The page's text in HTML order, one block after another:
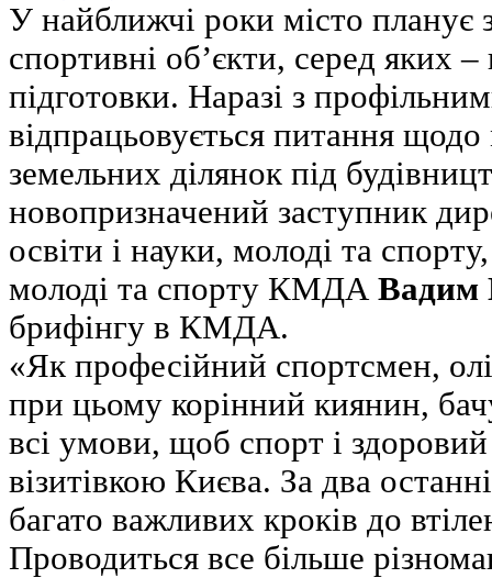
У найближчі роки місто планує
спортивні об’єкти, серед яких –
підготовки. Наразі з
відпрацьовується питання
земельних ділянок під
новопризначений заступник
освіти і науки, молоді та
молоді та спорту КМДА Вадим
брифінгу в КМДА.
«Як професійний спортсмен,
при цьому корінний киянин,
всі умови, щоб спорт і
візитівкою Києва. За два
багато важливих кроків до
Проводиться все більше